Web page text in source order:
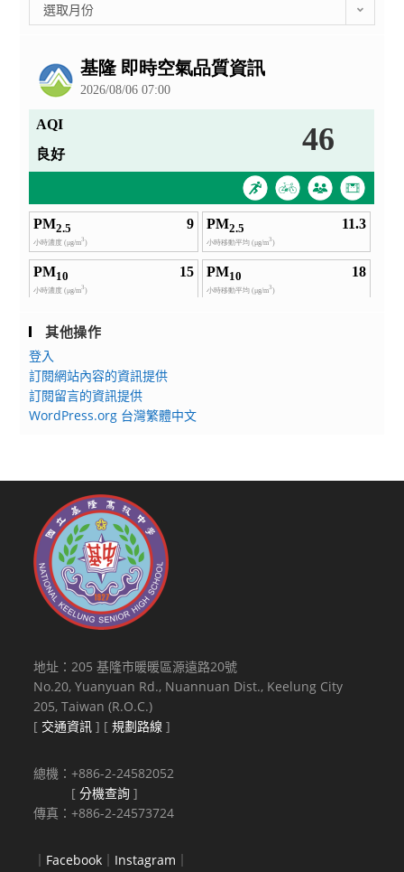
整
選取月份
其他操作
登入
訂閱網站內容的資訊提供
訂閱留言的資訊提供
WordPress.org 台灣繁體中文
地址：205 基隆市暖暖區源遠路20號
No.20, Yuanyuan Rd., Nuannuan Dist., Keelung City
205, Taiwan (R.O.C.)
[ 交通資訊 ] [規劃路線 ]
總機：+886-2-24582052
[分機查詢 ]
傳真：+886-2-24573724
｜ Facebook ｜ Instagram ｜